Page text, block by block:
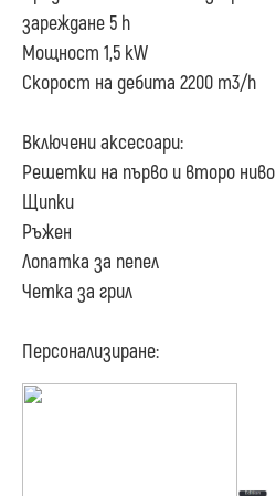
зареждане 5 h
Мощност 1,5 kW
Скорост на дебита 2200 m3/h
Включени аксесоари:
Решетки на първо и второ ниво
Щипки
Ръжен
Лопатка за пепел
Четка за грил
Персонализиране: